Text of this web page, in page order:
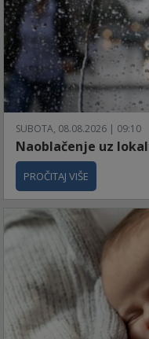
SUBOTA, 08.08.2026 | 09:10
Naoblačenje uz
PROČITAJ VIŠE